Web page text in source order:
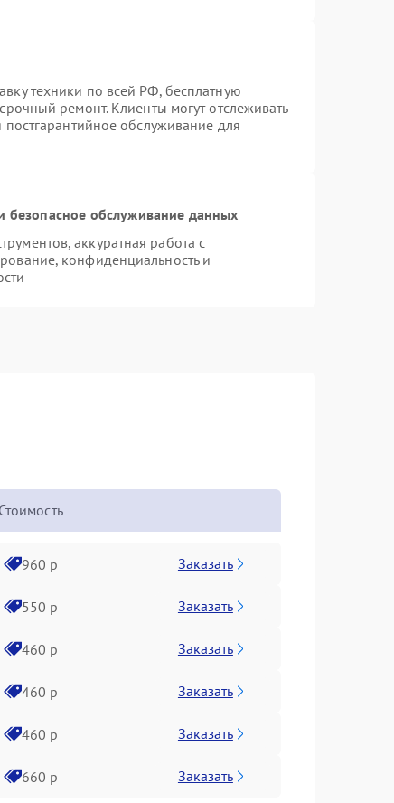
техники по всей РФ, бесплатную
ремонт. Клиенты могут отслеживать
постгарантийное обслуживание для
обслуживание данных
аккуратная работа с
конфиденциальность и
Стоимость
960 р Заказать
550 р Заказать
460 р Заказать
460 р Заказать
460 р Заказать
660 р Заказать